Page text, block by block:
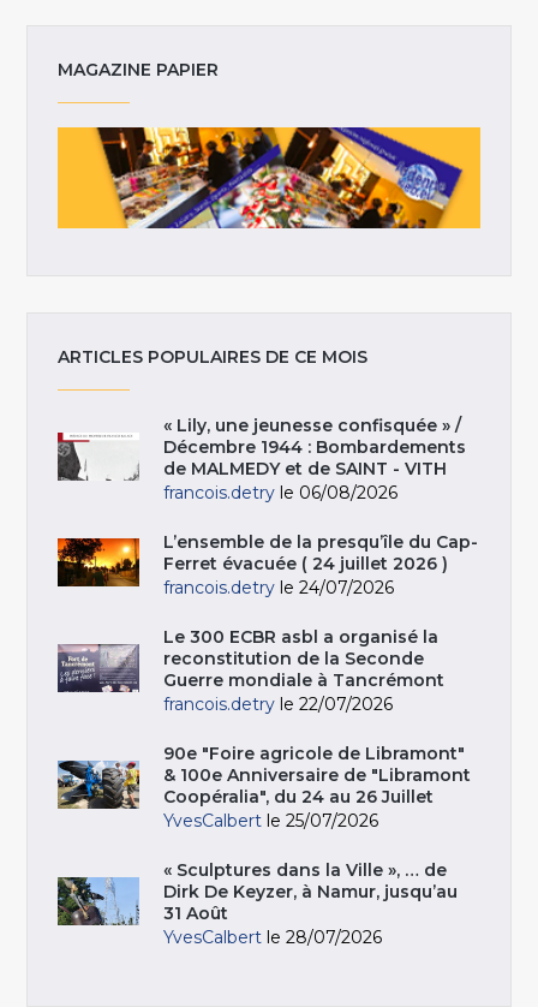
MAGAZINE PAPIER
ARTICLES POPULAIRES DE CE MOIS
« Lily, une jeunesse confisquée » /
Décembre 1944 : Bombardements
de MALMEDY et de SAINT - VITH
francois.detry le 06/08/2026
L’ensemble de la presqu’île du Cap-
Ferret évacuée ( 24 juillet 2026 )
francois.detry le 24/07/2026
Le 300 ECBR asbl a organisé la
reconstitution de la Seconde
Guerre mondiale à Tancrémont
francois.detry le 22/07/2026
90e "Foire agricole de Libramont"
& 100e Anniversaire de "Libramont
Coopéralia", du 24 au 26 Juillet
YvesCalbert le 25/07/2026
« Sculptures dans la Ville », … de
Dirk De Keyzer, à Namur, jusqu’au
31 Août
YvesCalbert le 28/07/2026